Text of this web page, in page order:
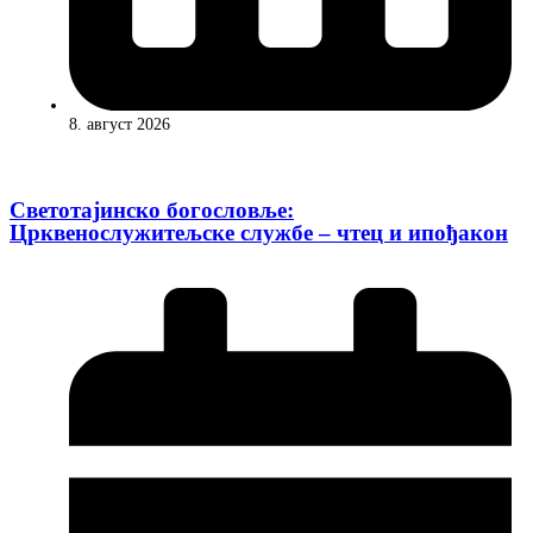
8. август 2026
Светотајинско богословље:
Црквенослужитељске службе – чтец и ипођакон